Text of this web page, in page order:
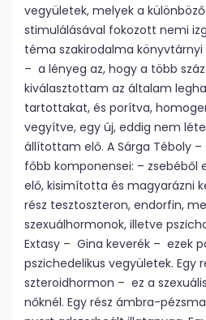
vegyületek, melyek a
stimulálásával fokozott nemi
téma szakirodalma
– a lényeg az, hogy a több
kiválasztottam az általam
tartottakat, és porítva,
vegyítve, egy új, eddig nem
állítottam elő. A Sárga Téboly
főbb komponensei: – zsebéből
elő, kisimította és magyarázni
rész tesztoszteron, endorfin,
szexuálhormonok, illetve
Extasy – Gina keverék – ezek
pszichedelikus vegyületek. Egy
szteroidhormon – ez a
nőknél. Egy rész ámbra-